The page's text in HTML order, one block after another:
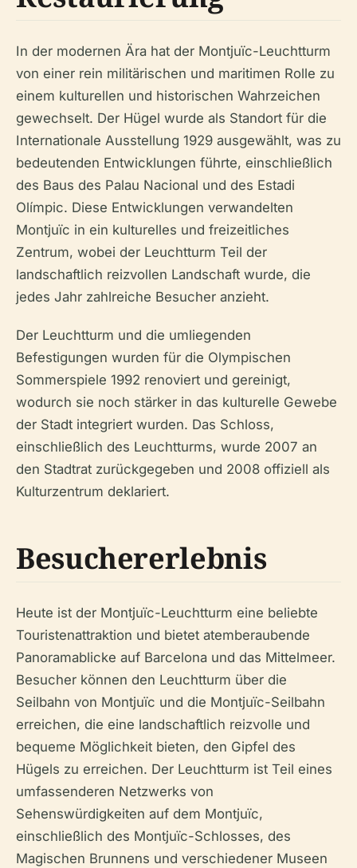
In der modernen Ära hat der Montjuïc-Leuchtturm
von einer rein militärischen und maritimen Rolle zu
einem kulturellen und historischen Wahrzeichen
gewechselt. Der Hügel wurde als Standort für die
Internationale Ausstellung 1929 ausgewählt, was zu
bedeutenden Entwicklungen führte, einschließlich
des Baus des Palau Nacional und des Estadi
Olímpic. Diese Entwicklungen verwandelten
Montjuïc in ein kulturelles und freizeitliches
Zentrum, wobei der Leuchtturm Teil der
landschaftlich reizvollen Landschaft wurde, die
jedes Jahr zahlreiche Besucher anzieht.
Der Leuchtturm und die umliegenden
Befestigungen wurden für die Olympischen
Sommerspiele 1992 renoviert und gereinigt,
wodurch sie noch stärker in das kulturelle Gewebe
der Stadt integriert wurden. Das Schloss,
einschließlich des Leuchtturms, wurde 2007 an
den Stadtrat zurückgegeben und 2008 offiziell als
Kulturzentrum deklariert.
Besuchererlebnis
Heute ist der Montjuïc-Leuchtturm eine beliebte
Touristenattraktion und bietet atemberaubende
Panoramablicke auf Barcelona und das Mittelmeer.
Besucher können den Leuchtturm über die
Seilbahn von Montjuïc und die Montjuïc-Seilbahn
erreichen, die eine landschaftlich reizvolle und
bequeme Möglichkeit bieten, den Gipfel des
Hügels zu erreichen. Der Leuchtturm ist Teil eines
umfassenderen Netzwerks von
Sehenswürdigkeiten auf dem Montjuïc,
einschließlich des Montjuïc-Schlosses, des
Magischen Brunnens und verschiedener Museen